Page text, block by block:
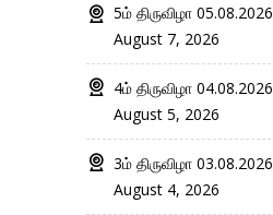
5ம் திருவிழா 05.08.2026
August 7, 2026
4ம் திருவிழா 04.08.2026
August 5, 2026
3ம் திருவிழா 03.08.2026
August 4, 2026